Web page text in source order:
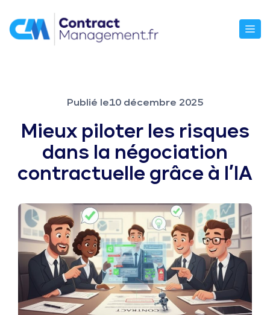
au
contenu
Publié le10 décembre 2025
Mieux piloter les risques
dans la négociation
contractuelle grâce à l’IA